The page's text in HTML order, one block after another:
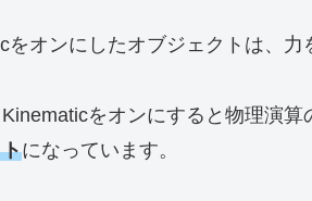
をオンにしたオブジェクトは、力
をオンにすると物理演算
になっています。